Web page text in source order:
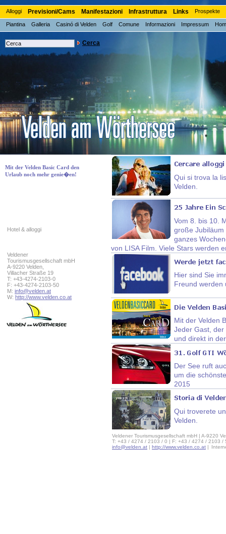
Alloggi Previsioni/Cams Manifestazioni Infrastruttura Links Prospekte
Piantina Galleria Casinó di Velden Golf Comune Informazioni Impressum
Mit der Velden Basic Card den
Urlaub noch mehr genie�en!
Cerca
Hotel & alloggi
Veldener
Tourismusgesellschaft mbH
A-9220 Velden,
Villacher Straße 19
T: +43-4274-2103-0
F: +43-4274-2103-50
M: info@velden.at
W: http://www.velden.co.at
Qui si trova la
Velden.
Vom 8. bis 10.
große Jubiläum
ganzes
von LISA Film. Viele Stars werden
Hier sind Sie
Freund werden
Mit der Velden
Jeder Gast, der
und direkt in
Der See ruft
um die
2015
Qui troverete
Velden.
Veldener Tourismusgesellschaft mbH | A-9220
T: +43 / 4274 / 2103 / 0 | F: +43 / 4274 / 2103 /
info@velden.at | http://www.velden.co.at |